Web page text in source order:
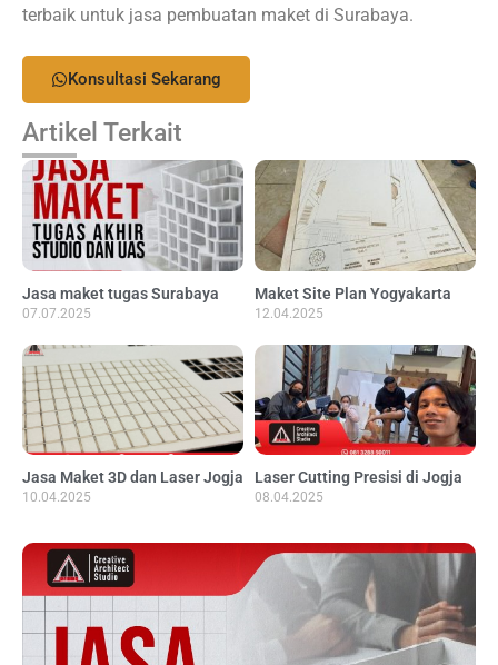
terbaik untuk jasa pembuatan maket di Surabaya.
Konsultasi Sekarang
Artikel Terkait
Jasa maket tugas Surabaya
07.07.2025
Maket Site Plan Yogyakarta
12.04.2025
Jasa Maket 3D dan Laser Jogja
10.04.2025
Laser Cutting Presisi di Jogja
08.04.2025